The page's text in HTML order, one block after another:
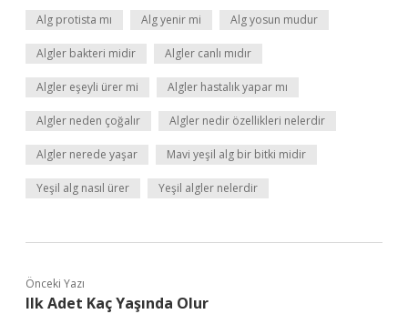
Alg protista mı Alg yenir mi Alg yosun mudur
Algler bakteri midir Algler canlı mıdır
Algler eşeyli ürer mi Algler hastalık yapar mı
Algler neden çoğalır Algler nedir özellikleri nelerdir
Algler nerede yaşar Mavi yeşil alg bir bitki midir
Yeşil alg nasıl ürer Yeşil algler nelerdir
Önceki Yazı
Ilk Adet Kaç Yaşında Olur